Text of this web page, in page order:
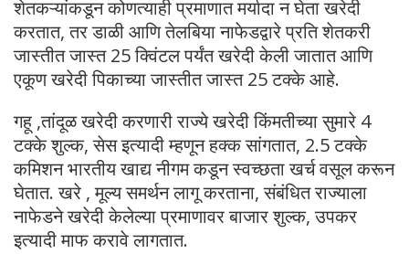
शेतकऱ्यांकडून कोणत्याही प्रमाणात मर्यादा न घेता खरेदी
करतात, तर डाळी आणि तेलबिया नाफेडद्वारे प्रति शेतकरी
जास्तीत जास्त 25 क्विंटल पर्यंत खरेदी केली जातात आणि
एकूण खरेदी पिकाच्या जास्तीत जास्त 25 टक्के आहे.
गहू ,तांदूळ खरेदी करणारी राज्ये खरेदी किंमतीच्या सुमारे 4
टक्के शुल्क, सेस इत्यादी म्हणून हक्क सांगतात, 2.5 टक्के
कमिशन भारतीय खाद्य नीगम कडून स्वच्छता खर्च वसूल करून
घेतात. खरे , मूल्य समर्थन लागू करताना, संबंधित राज्याला
नाफेडने खरेदी केलेल्या प्रमाणावर बाजार शुल्क, उपकर
इत्यादी माफ करावे लागतात.